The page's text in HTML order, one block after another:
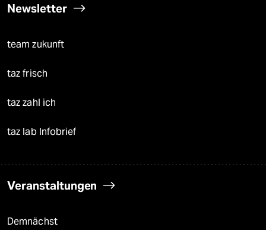
Newsletter
team zukunft
taz frisch
taz zahl ich
taz lab Infobrief
Veranstaltungen
Demnächst